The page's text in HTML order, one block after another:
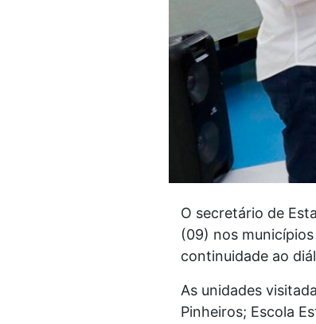
O secretário de
(09) nos
continuidade ao
As unidades
Pinheiros; Escola